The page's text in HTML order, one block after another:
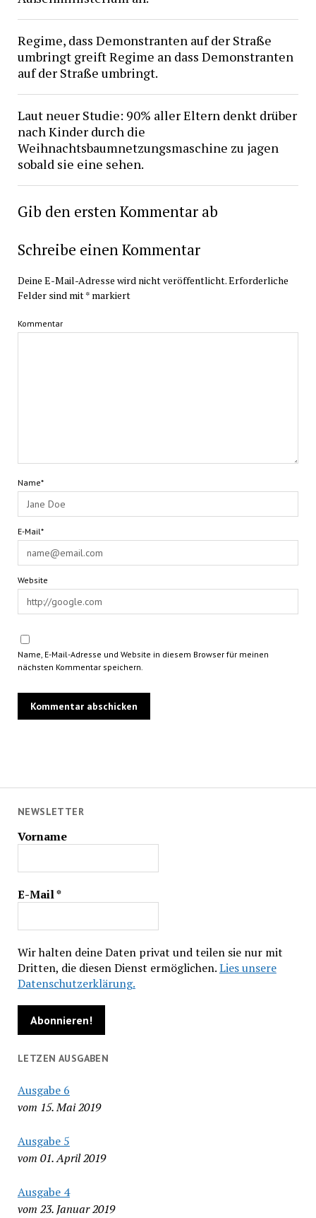
NEWSLETTER
Vorname
E-Mail*
Wir halten deine Daten privat und teilen sie nur mit
Dritten, die diesen Dienst ermöglichen.Lies unsere
Datenschutzerklärung.
LETZEN AUSGABEN
Ausgabe 6
vom 15. Mai 2019
Ausgabe 5
vom 01. April 2019
Ausgabe 4
vom 23. Januar 2019
Regime, dass Demonstranten auf der Straße
umbringt greift Regime an dass Demonstranten
auf der Straße umbringt.
Laut neuer Studie: 90% aller Eltern denkt drüber
nach Kinder durch die
Weihnachtsbaumnetzungsmaschine zu jagen
sobald sie eine sehen.
Gib den ersten Kommentar ab
Schreibe einen Kommentar
Deine E-Mail-Adresse wird nicht veröffentlicht.Erforderliche
Felder sind mit*markiert
Kommentar
Name*
E-Mail*
Website
Name, E-Mail-Adresse und Website in diesem Browser für meinen
nächsten Kommentar speichern.